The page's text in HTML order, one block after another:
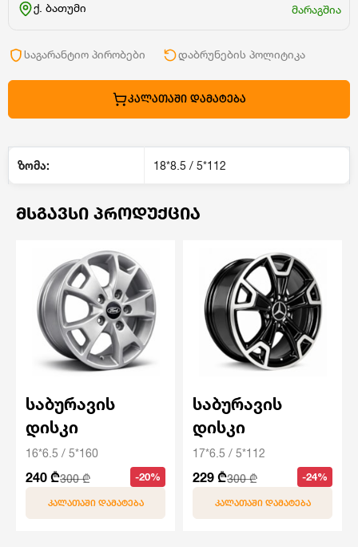
ქ. ბათუმი
მარაგშია
საგარანტიო პირობები დაბრუნების პოლიტიკა
ᲙᲐᲚᲐᲗᲐᲨᲘ ᲓᲐᲛᲐᲢᲔᲑᲐ
ზომა: 18*8.5 / 5*112
ᲛᲡᲒᲐᲕᲡᲘ ᲞᲠᲝᲓᲣᲥᲪᲘᲐ
საბურავის
დისკი
16*6.5 / 5*160
240 ₾300 ₾ -20%
ᲙᲐᲚᲐᲗᲐᲨᲘ ᲓᲐᲛᲐᲢᲔᲑᲐ
საბურავის
დისკი
17*6.5 / 5*112
229 ₾300 ₾ -24%
ᲙᲐᲚᲐᲗᲐᲨᲘ ᲓᲐᲛᲐᲢᲔᲑᲐ